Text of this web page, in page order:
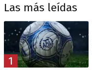
Las más leídas
1